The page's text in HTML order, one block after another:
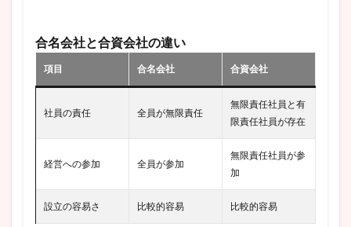
合名会社と合資会社の違い
項目 合名会社 合資会社
社員の責任 全員が無限責任
無限責任社員と有
限責任社員が存在
経営への参加 全員が参加
無限責任社員が参
加
設立の容易さ 比較的容易 比較的容易